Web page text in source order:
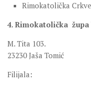
Rimokatolička
4. Rimokatolička župa
M. Tita 103.
23230 Jaša Tomić
Filijala: